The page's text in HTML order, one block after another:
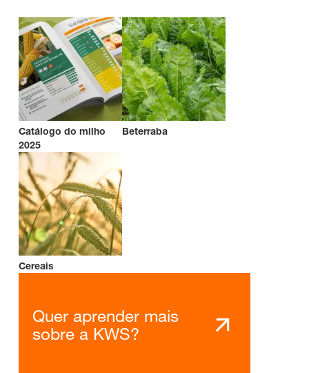
Catálogo do milho
2025
Beterraba
Cereais
Quer aprender mais
sobre a KWS?